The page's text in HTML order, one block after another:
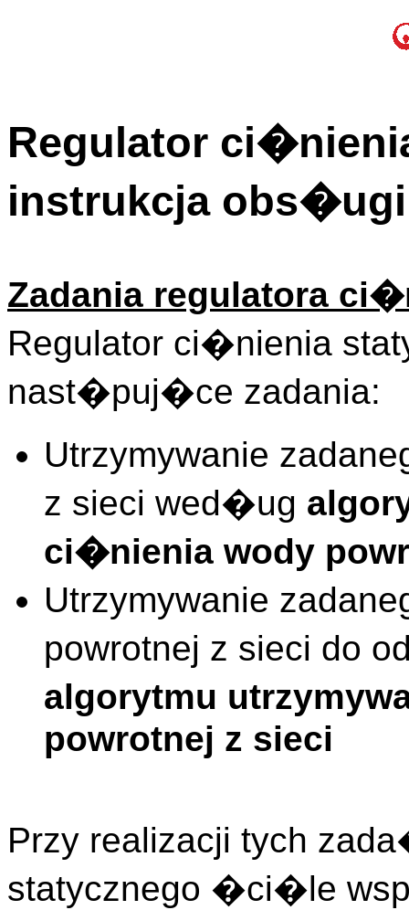
Regulator
instrukcja obs�ugi
Zadania regulatora
Regulator ci�nienia
nast�puj�ce zadania:
Utrzymywanie
z sieci wed�ug
ci�nienia wody
Utrzymywanie
powrotnej z sieci do
algorytmu
powrotnej z sieci
Przy realizacji tych
statycznego �ci�le